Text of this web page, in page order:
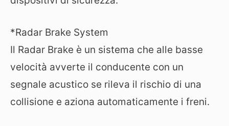
*Radar Brake System
Il Radar Brake è un sistema che alle basse
velocità avverte il conducente con un
segnale acustico se rileva il rischio di una
collisione e aziona automaticamente i freni.